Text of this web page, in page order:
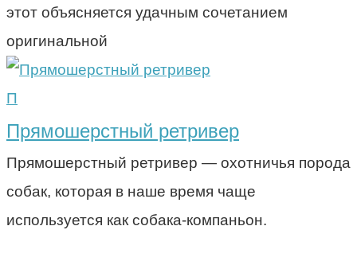
этот объясняется удачным сочетанием
оригинальной
П
Прямошерстный ретривер
Прямошерстный ретривер — охотничья порода
собак, которая в наше время чаще
используется как собака-компаньон.